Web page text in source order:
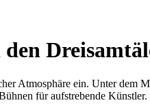
Atmosphäre ein. Unter
für aufstrebende Künstler.